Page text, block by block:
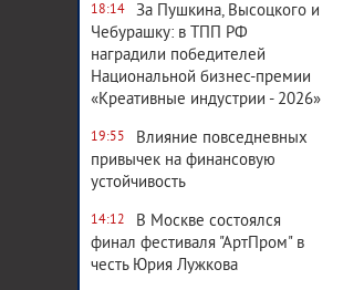
18:14
За Пушкина, Высоцкого и
Чебурашку: в ТПП РФ
наградили победителей
Национальной бизнес-премии
«Креативные индустрии - 2026»
19:55
Влияние повседневных
привычек на финансовую
устойчивость
14:12
В Москве состоялся
финал фестиваля "АртПром" в
честь Юрия Лужкова